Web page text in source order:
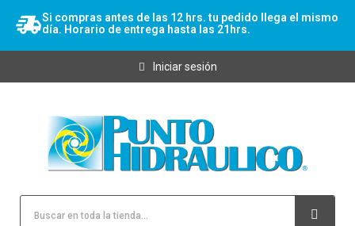
Si compras antes de las 12 hrs. tu pedido llega el mismo
día. Horario de entrega hasta las 21hrs.
Iniciar sesión